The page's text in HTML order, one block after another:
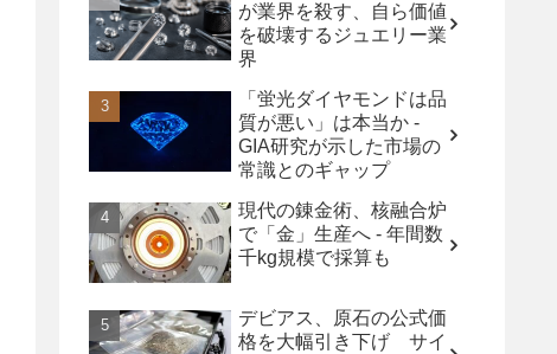
が業界を殺す、自ら価値
を破壊するジュエリー業
界
「蛍光ダイヤモンドは品
質が悪い」は本当か -
GIA研究が示した市場の
常識とのギャップ
現代の錬金術、核融合炉
で「金」生産へ - 年間数
千kg規模で採算も
デビアス、原石の公式価
格を大幅引き下げ サイ